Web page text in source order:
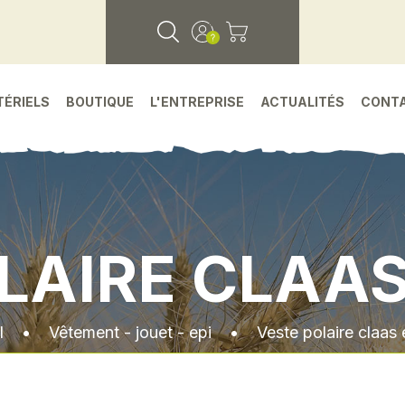
BOUTIQUE L'ENTREPRISE ACTUALITÉS
•Vêtement - jouet - epi•Veste polaire claas